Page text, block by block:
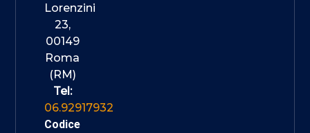
Lorenzini
23,
00149
Roma
(RM)
Tel:
06.92917932
Codice